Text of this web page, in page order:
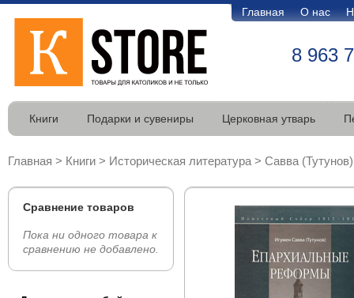
Главная О нас
8 963
Книги Подарки и сувениры Церковная утварь
Главная > Книги > Историческая литература > Савва
Сравнение товаров
Пока ни одного товара к
сравнению не добавлено.